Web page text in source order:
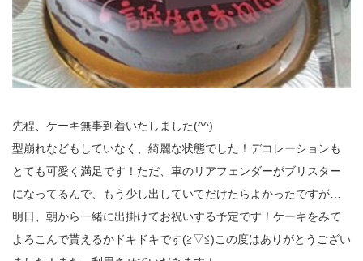
先程、ケーキ無事到着いたしました(^^)
型崩れなどもしていなく、綺麗な状態でした！デコレーションも
とても可愛く満足です！ただ、車のリアフェンダーがブリスター
になってるんで、もう少し出していてだけたらよかったですが…
明日、朝から一緒に出掛けてお祝いする予定です！ケーキをみて
よろこんで貰えるかドキドキです(≧▽≦)この度はありがとうござい